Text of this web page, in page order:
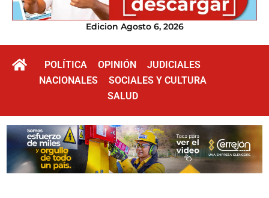
Edicion Agosto 6, 2026
POLÍTICA OPINIÓN
JUDICIALES
NACIONALES
SOCIALES Y CULTURA
SALUD